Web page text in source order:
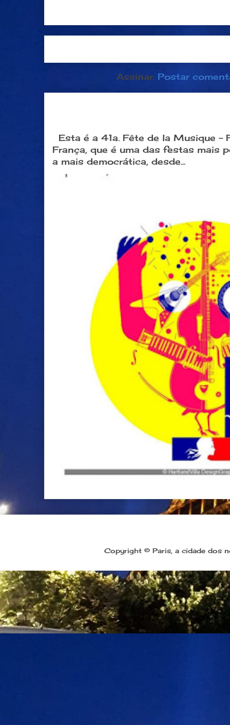
Assinar: Postar
Esta é a 41a. Fête de la Musique -
França, que é uma das festas mais
a mais democrática, desde...
Copyright © Paris, a cidade dos